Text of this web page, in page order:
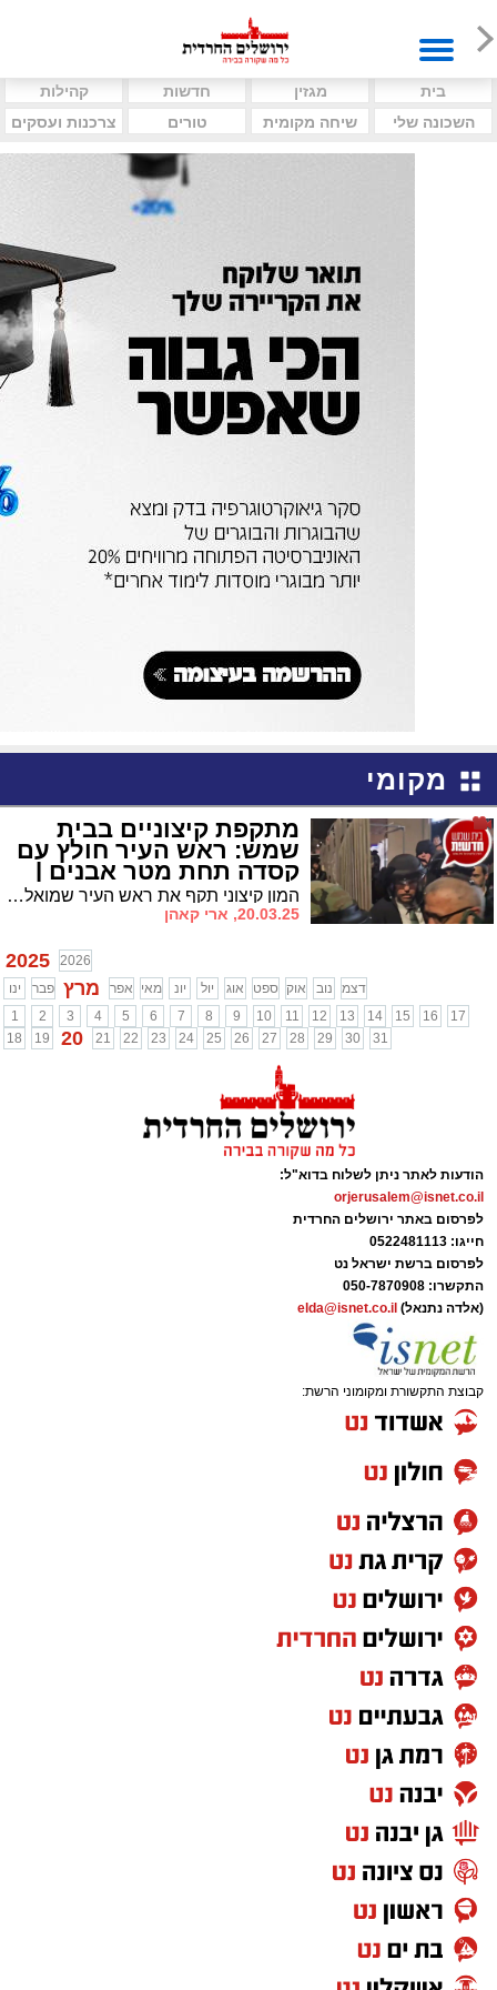
בית מגזין חדשות
קהילות
השכונה שלי
שיחה מקומית טורים צרכנות ועסקים
מקומי
מתקפת קיצוניים בבית
שמש: ראש העיר חולץ עם
קסדה תחת מטר אבנים |
צפו בתיעוד הדרמטי
מ'מלחמת היהודים'
המון קיצוני תקף את ראש העיר שמואל גרינברג ששהה באולם שמחות, הפך את רכבו וגרם לפציעת בנו | זו התמונה שתיזכר לדראון
20.03.25, ארי קאהן
2025
2026
ינו
פבר מרץ אפר מאי יונ יול אוג ספט אוק נוב
דצמ
1
2 3 4 5 6 7 8 9 10 11 12 13 14 15 16
17
18
19 20 21 22 23 24 25 26 27 28 29 30 31
הודעות לאתר ניתן לשלוח בדוא"ל:
orjerusalem@isnet.co.il
לפרסום באתר ירושלים החרדית
חייגו: 0522481113
לפרסום ברשת ישראל נט
התקשרו: 050-7870908
(אלדה נתנאל) elda@isnet.co.il
קבוצת התקשורת ומקומוני הרשת: